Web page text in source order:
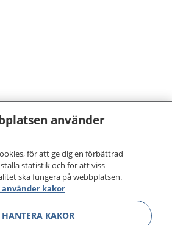
din hälsa och vård
om hälsa och information om
mottagningar du kan kontakta.
din journal och göra dina
1177 för
använder
för att ge dig en förbättrad
statistik och för att viss
ska fungera på webbplatsen.
använder kakor
HANTERA KAKOR